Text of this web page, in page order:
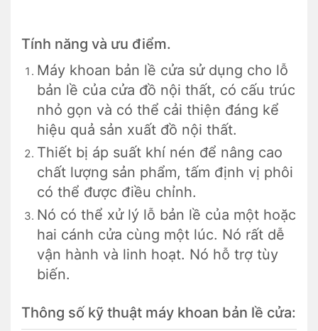
Tính năng và ưu điểm.
Máy khoan bản lề cửa sử dụng cho lỗ
bản lề của cửa đồ nội thất, có cấu trúc
nhỏ gọn và có thể cải thiện đáng kể
hiệu quả sản xuất đồ nội thất.
Thiết bị áp suất khí nén để nâng cao
chất lượng sản phẩm, tấm định vị phôi
có thể được điều chỉnh.
Nó có thể xử lý lỗ bản lề của một hoặc
hai cánh cửa cùng một lúc. Nó rất dễ
vận hành và linh hoạt. Nó hỗ trợ tùy
biến.
Thông số kỹ thuật máy khoan bản lề cửa: